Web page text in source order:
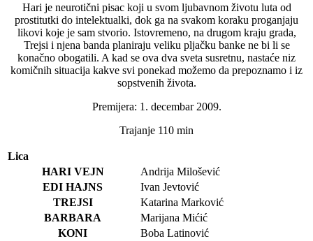
Hari je neurotični pisac koji u svom ljubavnom životu luta od
prostitutki do intelektualki, dok ga na svakom koraku proganjaju
likovi koje je sam stvorio. Istovremeno, na drugom kraju grada,
Trejsi i njena banda planiraju veliku pljačku banke ne bi li se
konačno obogatili. A kad se ova dva sveta susretnu, nastaće niz
komičnih situacija kakve svi ponekad možemo da prepoznamo i iz
sopstvenih života.
Premijera: 1. decembar 2009.
Trajanje 110 min
Lica
HARI VEJN
Andrija Milošević
EDI HAJNS
Ivan Jevtović
TREJSI
Katarina Marković
BARBARA
Marijana Mićić
KONI
Boba Latinović